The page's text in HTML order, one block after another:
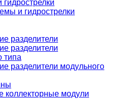
и гидрострелки
разделители
разделители
типа
разделители модульного
коллекторные модули